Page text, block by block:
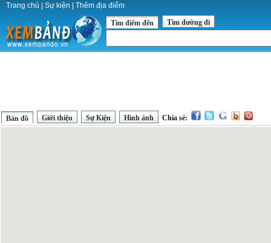
Trang chủ Sự kiện Thêm địa điểm
Tìm điểm đến Tìm đường đi
Bản đồ Giới thiệu Sự Kiện Hình ảnh Chia sẻ: